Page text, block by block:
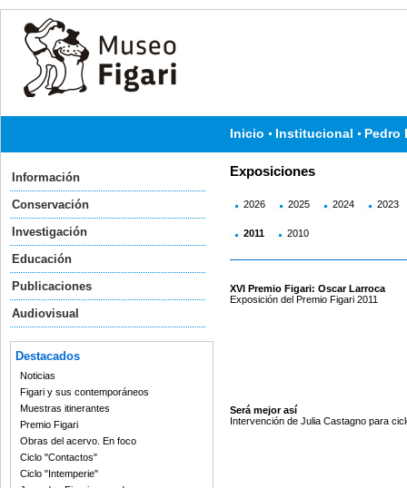
Inicio Institucional Pedro
Información
Conservación
Investigación
Educación
Publicaciones
Audiovisual
Destacados
Noticias
Figari y sus contemporáneos
Muestras itinerantes
Premio Figari
Obras del acervo. En foco
Ciclo "Contactos"
Ciclo "Intemperie"
Exposiciones
2026 2025 2024 2023
2011 2010
XVI Premio Figari: Oscar Larroca
Exposición del Premio Figari 2011
Será mejor así
Intervención de Julia Castagno para